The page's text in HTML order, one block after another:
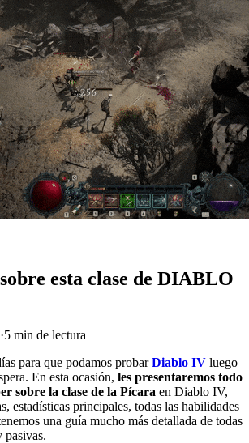
esta clase de DIABLO
·5 min de lectura
para que podamos probarDiablo IV luego
En esta ocasión, les presentaremos todo
sobre la clase de la Pícara en Diablo IV,
estadísticas principales, todas las habilidades
una guía mucho más detallada de todas
pasivas.